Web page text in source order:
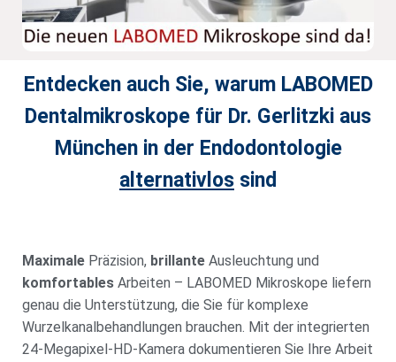
Entdecken auch Sie, warum LABOMED
Dentalmikroskope für Dr. Gerlitzki aus
München in der Endodontologie
alternativlos sind
Maximale Präzision, brillante Ausleuchtung und
komfortables Arbeiten – LABOMED Mikroskope liefern
genau die Unterstützung, die Sie für komplexe
Wurzelkanalbehandlungen brauchen. Mit der integrierten
24-Megapixel-HD-Kamera dokumentieren Sie Ihre Arbeit